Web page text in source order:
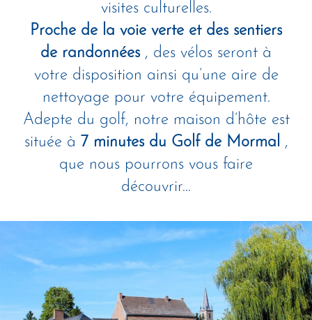
visites culturelles.
Proche de la voie verte et des sentiers
de randonnées, des vélos seront à
votre disposition ainsi qu’une aire de
nettoyage pour votre équipement.
Adepte du golf, notre maison d’hôte est
située à 7 minutes du Golf de Mormal ,
que nous pourrons vous faire
découvrir...